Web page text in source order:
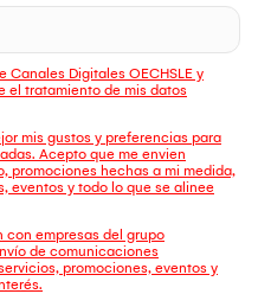
Canales Digitales OECHSLE y
el tratamiento de mis datos
mis gustos y preferencias para
Acepto que me envien
promociones hechas a mi medida,
eventos y todo lo que se alinee
empresas del grupo
de comunicaciones
promociones, eventos y